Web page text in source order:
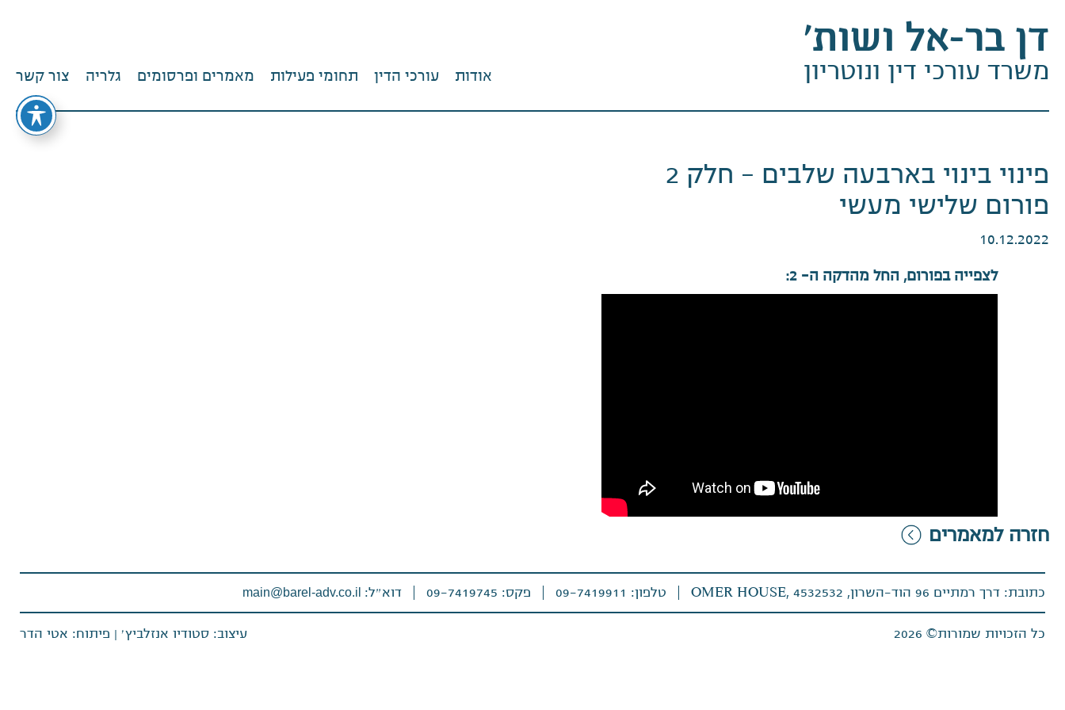
דן בר-אל ושות׳
משרד עורכי דין ונוטריון אודות עורכי הדין תחומי פעילות מאמרים ופרסומים גלריה צור קשר
פינוי בינוי בארבעה שלבים – חלק 2
פורום שלישי מעשי
10.12.2022
לצפייה בפורום, החל מהדקה ה- 2:
חזרה למאמרים
כתובת: דרך רמתיים 96 הוד-השרון, OMER HOUSE, 4532532 טלפון: 09-7419911 פקס: 09-7419745 דוא״ל:
כל הזכויות שמורות© 2026 עיצוב: סטודיו אנזלביץ׳ | פיתוח: אטי הדר